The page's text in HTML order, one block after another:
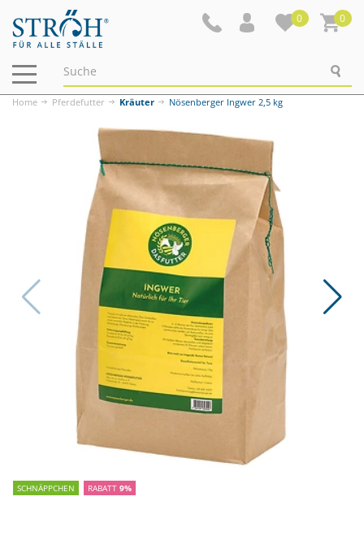
0 0
Navigation
ein-/ausblenden
Home Pferdefutter Kräuter Nösenberger Ingwer 2,5 kg
SCHNÄPPCHEN RABATT 9%